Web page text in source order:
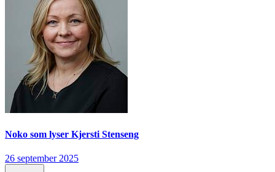
Noko som lyser Kjersti Stenseng
26 september 2025